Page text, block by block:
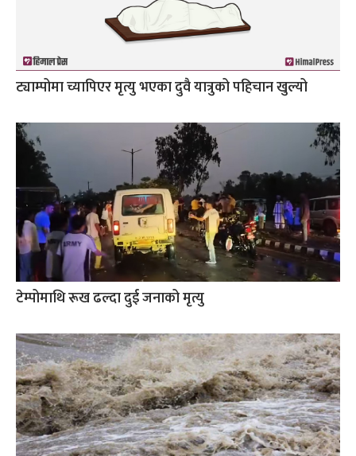
ट्याम्पोमा च्यापिएर मृत्यु भएका दुवै यात्रुको पहिचान खुल्यो
टेम्पोमाथि रूख ढल्दा दुई जनाको मृत्यु